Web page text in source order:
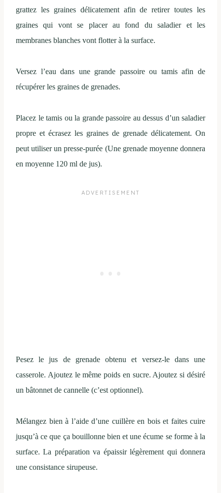
grattez les graines délicatement afin de retirer toutes les
graines qui vont se placer au fond du saladier et les
membranes blanches vont flotter à la surface.
Versez l’eau dans une grande passoire ou tamis afin de
récupérer les graines de grenades.
Placez le tamis ou la grande passoire au dessus d’un saladier
propre et écrasez les graines de grenade délicatement. On
peut utiliser un presse-purée (Une grenade moyenne donnera
en moyenne 120 ml de jus).
Pesez le jus de grenade obtenu et versez-le dans une
casserole. Ajoutez le même poids en sucre. Ajoutez si désiré
un bâtonnet de cannelle (c’est optionnel).
Mélangez bien à l’aide d’une cuillère en bois et faites cuire
jusqu’à ce que ça bouillonne bien et une écume se forme à la
surface. La préparation va épaissir légèrement qui donnera
une consistance sirupeuse.